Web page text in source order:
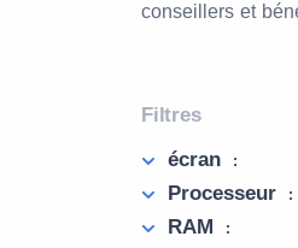
conseillers et
Filtres
écran
:
Processeur :
RAM :